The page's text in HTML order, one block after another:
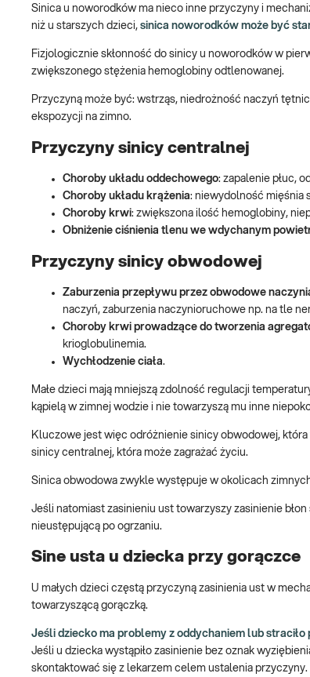
Sinica u noworodków ma nieco inne przyczyny i
niż u starszych dzieci, sinica noworodków może być
Fizjologicznie skłonność do sinicy u noworodków w
zwiększonego stężenia hemoglobiny odtlenowanej.
Przyczyną może być: wstrząs, niedrożność naczyń
ekspozycji na zimno.
Przyczyny sinicy centralnej
Choroby układu oddechowego: zapalenie płuc,
Choroby układu krążenia: niewydolność mięśnia
Choroby krwi: zwiększona ilość hemoglobiny,
Obniżenie ciśnienia tlenu we wdychanym
Przyczyny sinicy obwodowej
Zaburzenia przepływu przez obwodowe
naczyń, zaburzenia naczynioruchowe np. na tle
Choroby krwi prowadzące do tworzenia
krioglobulinemia.
Wychłodzenie ciała.
Małe dzieci mają mniejszą zdolność regulacji
kąpielą w zimnej wodzie i nie towarzyszą mu inne
Kluczowe jest więc odróżnienie sinicy obwodowej,
sinicy centralnej, która może zagrażać życiu.
Sinica obwodowa zwykle występuje w okolicach
Jeśli natomiast zasinieniu ust towarzyszy zasinienie
nieustępującą po ogrzaniu.
Sine usta u dziecka przy gorączce
U małych dzieci częstą przyczyną zasinienia ust w
towarzyszącą gorączką.
Jeśli dziecko ma problemy z oddychaniem lub
Jeśli u dziecka wystąpiło zasinienie bez oznak
skontaktować się z lekarzem celem ustalenia przyczyny.